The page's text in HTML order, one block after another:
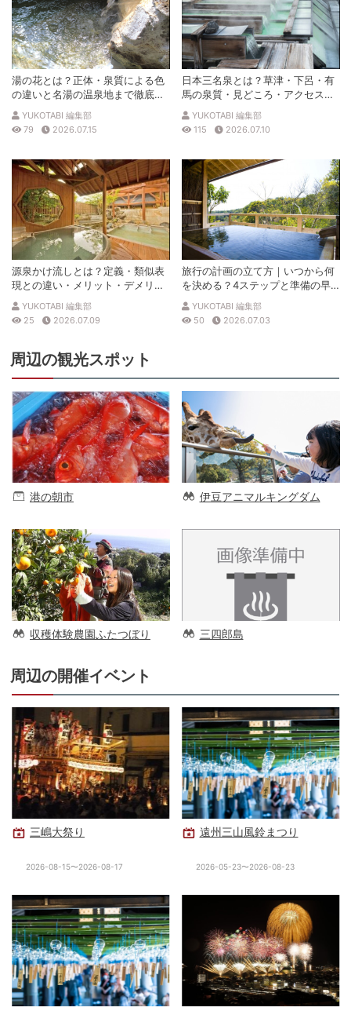
湯の花とは？正体・泉質による色
の違いと名湯の温泉地まで徹底解
説
YUKOTABI 編集部
79
2026.07.15
日本三名泉とは？草津・下呂・有
馬の泉質・見どころ・アクセスを
徹底解説
YUKOTABI 編集部
115
2026.07.10
源泉かけ流しとは？定義・類似表
現との違い・メリット・デメリッ
トを解説
YUKOTABI 編集部
25
2026.07.09
旅行の計画の立て方｜いつから何
を決める？4ステップと準備の早
見表
YUKOTABI 編集部
50
2026.07.03
周辺の観光スポット
港の朝市 伊豆アニマルキングダム
収穫体験農園ふたつぼり 三四郎島
周辺の開催イベント
三嶋大祭り
2026-08-15〜2026-08-17
遠州三山風鈴まつり
2026-05-23〜2026-08-23